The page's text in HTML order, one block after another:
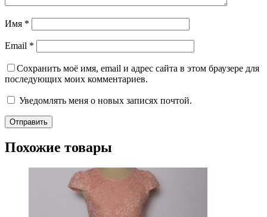
Имя *
Email *
Сохранить моё имя, email и адрес сайта в этом браузере для
последующих моих комментариев.
Уведомлять меня о новых записях почтой.
Похожие товары